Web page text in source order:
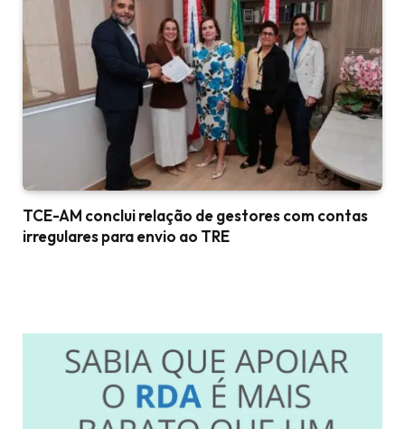
TCE-AM conclui relação de gestores com contas
irregulares para envio ao TRE